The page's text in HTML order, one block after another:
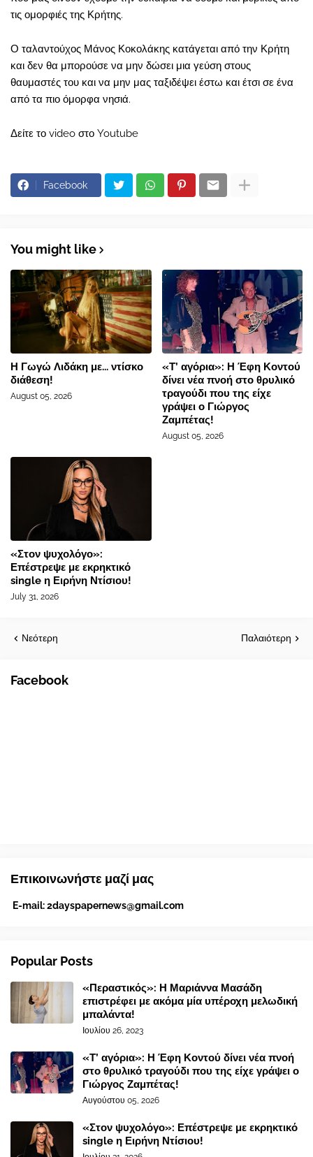
τις ομορφιές της Κρήτης.
Ο ταλαντούχος Μάνος Κοκολάκης κατάγεται από την Κρήτη
και δεν θα μπορούσε να μην δώσει μια γεύση στους
θαυμαστές του και να μην μας ταξιδέψει έστω και έτσι σε ένα
από τα πιο όμορφα νησιά.
Δείτε το video στο Youtube
Facebook
You might like
Η Γωγώ Λιδάκη με... ντίσκο
διάθεση!
August 05, 2026
«Τ’ αγόρια»: Η Έφη Κοντού
δίνει νέα πνοή στο θρυλικό
τραγούδι που της είχε
γράψει ο Γιώργος
Ζαμπέτας!
August 05, 2026
«Στον ψυχολόγο»:
Επέστρεψε με εκρηκτικό
single η Ειρήνη Ντίσιου!
July 31, 2026
Νεότερη Παλαιότερη
Facebook
Επικοινωνήστε μαζί μας
E-mail:2dayspapernews@gmail.com
Popular Posts
«Περαστικός»: Η Μαριάννα Μασάδη
επιστρέφει με ακόμα μία υπέροχη μελωδική
μπαλάντα!
Ιουλίου 26, 2023
«Τ’ αγόρια»: Η Έφη Κοντού δίνει νέα πνοή
στο θρυλικό τραγούδι που της είχε γράψει ο
Γιώργος Ζαμπέτας!
Αυγούστου 05, 2026
«Στον ψυχολόγο»: Επέστρεψε με εκρηκτικό
single η Ειρήνη Ντίσιου!